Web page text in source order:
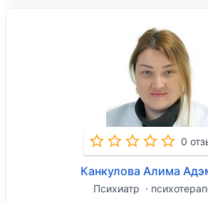
0
Канкулова Алима
Психиатр